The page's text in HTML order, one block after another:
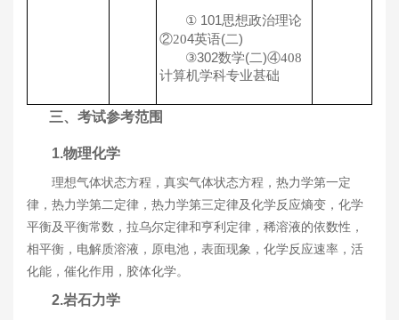
① 101思想政治理论
②204英语(二)
③302数学(二)④408
计算机学科专业甚础
三、 考试参考范围
1.物理化学
理想气体状态方程，真实气体状态方程，热力学第一定
律，热力学第二定律，热力学第三定律及化学反应熵变，化学
平衡及平衡常数，拉乌尔定律和亨利定律，稀溶液的依数性，
相平衡，电解质溶液，原电池，表面现象，化学反应速率，活
化能，催化作用，胶体化学。
2.岩石力学